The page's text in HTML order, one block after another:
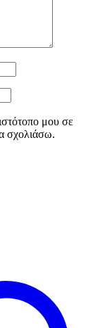
μου σε
σχολιάσω.